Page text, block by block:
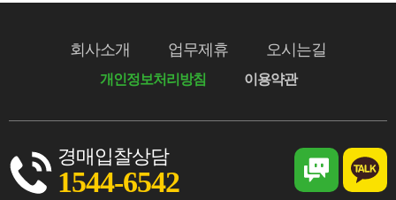
회사소개 업무제휴 오시는길
개인정보처리방침 이용약관
경매입찰상담
1544-6542